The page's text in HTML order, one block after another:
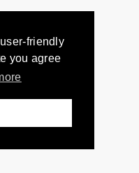
friendly
you agree